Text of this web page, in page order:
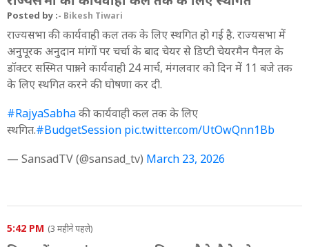
Posted by :- Bikesh Tiwari
राज्यसभा की कार्यवाही कल तक के लिए स्थगित हो गई है. राज्यसभा में
अनुपूरक अनुदान मांगों पर चर्चा के बाद चेयर से डिप्टी चेयरमैन पैनल के
डॉक्टर सस्मित पात्रा ने कार्यवाही 24 मार्च, मंगलवार को दिन में 11 बजे तक
के लिए स्थगित करने की घोषणा कर दी.
#RajyaSabhaकी कार्यवाही कल तक के लिए
स्थगित.#BudgetSession pic.twitter.com/UtOwQnn1Bb
— SansadTV (@sansad_tv) March 23, 2026
5:42 PM (3 महीने पहले)